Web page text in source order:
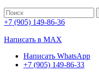
+7 (905) 149-86-36
Написать в MAX
Написать WhatsApp
+7 (905) 149-86-33